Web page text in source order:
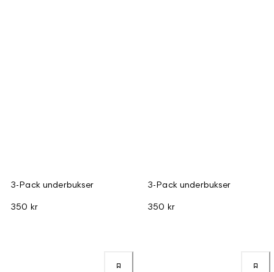
3-Pack underbukser
350 kr
3-Pack underbukser
350 kr